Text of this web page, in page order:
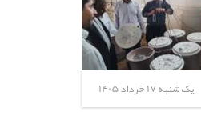
یک شنبه 17 خرداد 1405